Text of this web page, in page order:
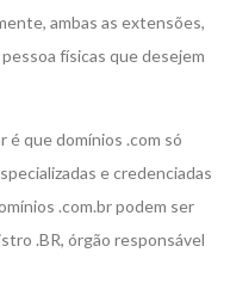
ambas as extensões,
físicas que desejem
que domínios .com só
e credenciadas
.com.br podem ser
.BR, órgão responsável